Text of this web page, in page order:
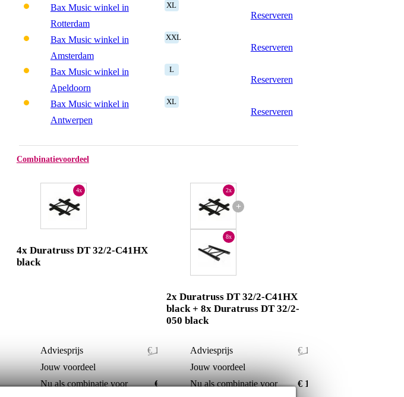
Bax Music winkel in
Rotterdam
XL
Reserveren
Bax Music winkel in
Amsterdam
XXL
Reserveren
Bax Music winkel in
Apeldoorn
L
Reserveren
Bax Music winkel in
Antwerpen
XL
Reserveren
Combinatievoordeel
4x
4x Duratruss DT 32/2-C41HX
black
Adviesprijs
€ 1.056,-
Jouw voordeel
Nu als combinatie voor
€ 999,-
+
2x
8x
2x Duratruss DT 32/2-C41HX
black + 8x Duratruss DT 32/2-
050 black
Adviesprijs
€ 1.472,-
Jouw voordeel
Nu als combinatie voor
€ 1.376,-